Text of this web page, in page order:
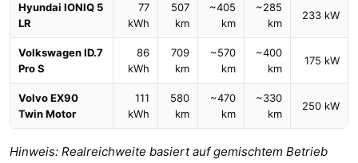
Hyundai IONIQ 5
LR
77
kWh
507
km
~405
km
~285
km
233 kW
Volkswagen ID.7
Pro S
86
kWh
709
km
~570
km
~400
km
175 kW
Volvo EX90
Twin Motor
111
kWh
580
km
~470
km
~330
km
250 kW
Hinweis: Realreichweite basiert auf gemischtem Betrieb